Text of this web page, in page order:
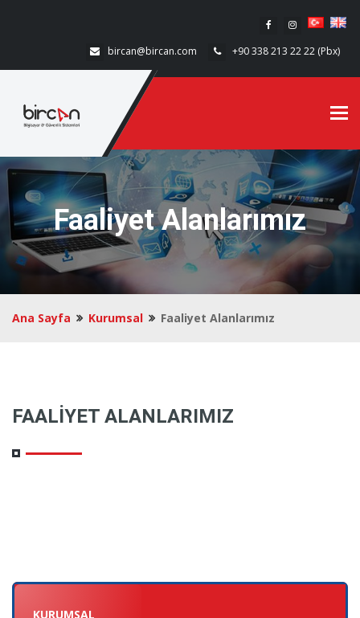
bircan@bircan.com +90 338 213 22 22 (Pbx)
Faaliyet Alanlarımız
Ana Sayfa Kurumsal Faaliyet Alanlarımız
FAALIYET ALANLARIMIZ
KURUMSAL